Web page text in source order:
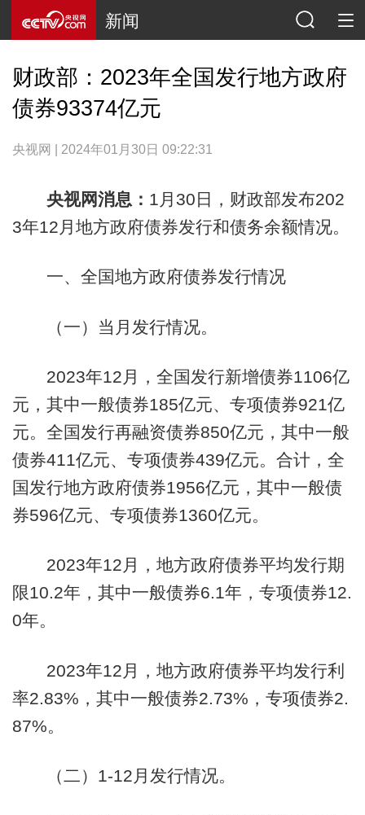
新闻
财政部：2023年全国发行地方政府
债券93374亿元
央视网 | 2024年01月30日 09:22:31
央视网消息： 1月30日，财政部发布202
3年12月地方政府债券发行和债务余额情况。
一、全国地方政府债券发行情况
（一）当月发行情况。
2023年12月，全国发行新增债券1106亿
元，其中一般债券185亿元、专项债券921亿
元。全国发行再融资债券850亿元，其中一般
债券411亿元、专项债券439亿元。合计，全
国发行地方政府债券1956亿元，其中一般债
券596亿元、专项债券1360亿元。
2023年12月，地方政府债券平均发行期
限10.2年，其中一般债券6.1年，专项债券12.
0年。
2023年12月，地方政府债券平均发行利
率2.83%，其中一般债券2.73%，专项债券2.
87%。
（二）1-12月发行情况。